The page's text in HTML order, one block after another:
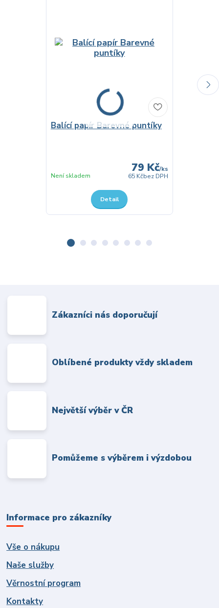
Balící papír Barevné puntíky
79 Kč/ks
65 Kčbez DPH
Není skladem
Detail
Zákazníci nás doporučují
Oblíbené produkty vždy skladem
Největší výběr v ČR
Pomůžeme s výběrem i výzdobou
Informace pro zákazníky
Vše o nákupu
Naše služby
Věrnostní program
Kontakty